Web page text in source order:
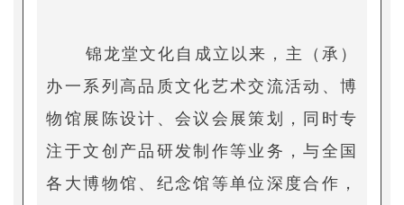
锦龙堂文化自成立以来，主（承）
办一系列高品质文化艺术交流活动、博
物馆展陈设计、会议会展策划，同时专
注于文创产品研发制作等业务，与全国
各大博物馆、纪念馆等单位深度合作，